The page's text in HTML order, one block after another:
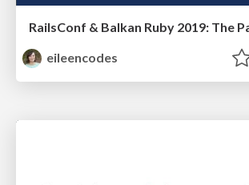
eileencodes